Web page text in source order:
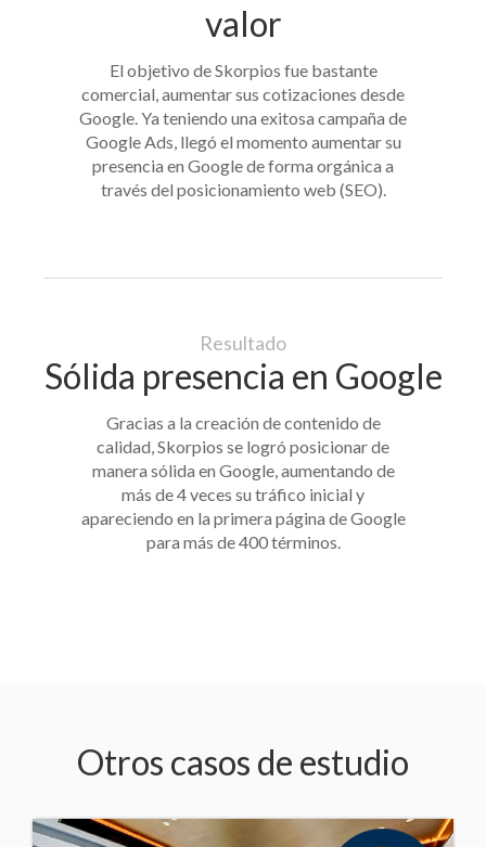
valor
El objetivo de Skorpios fue bastante
comercial, aumentar sus cotizaciones desde
Google. Ya teniendo una exitosa campaña de
Google Ads, llegó el momento aumentar su
presencia en Google de forma orgánica a
través del posicionamiento web (SEO).
Resultado
Sólida presencia en Google
Gracias a la creación de contenido de
calidad, Skorpios se logró posicionar de
manera sólida en Google, aumentando de
más de 4 veces su tráfico inicial y
apareciendo en la primera página de Google
para más de 400 términos.
Otros casos de estudio